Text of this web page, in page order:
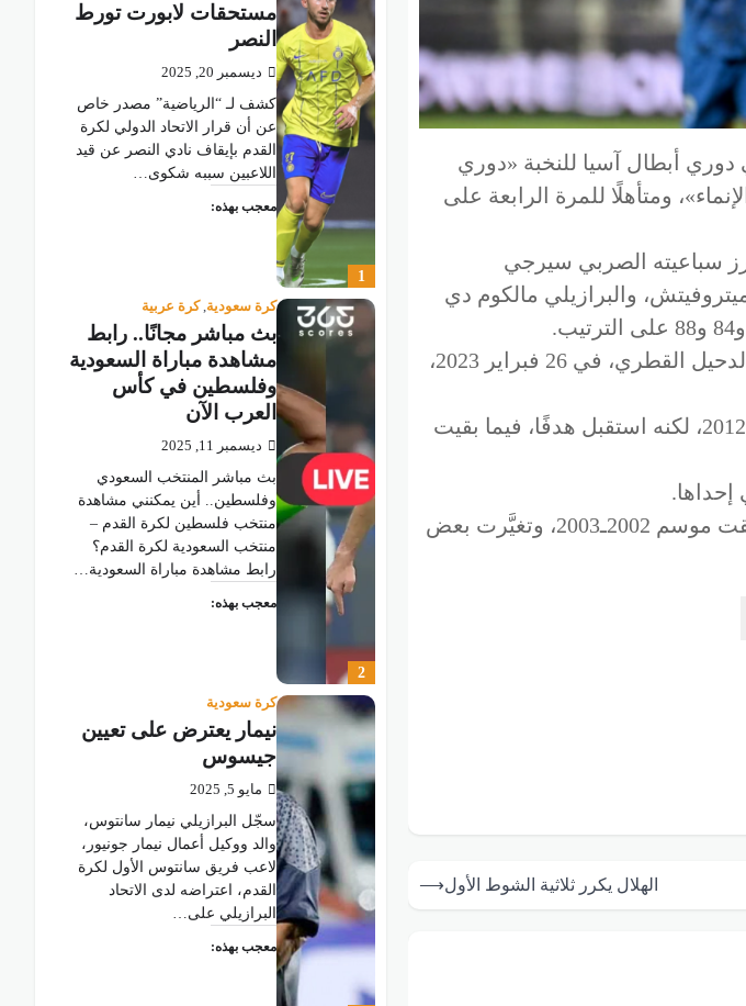
دوري أبطال آسيا للنخبة «دوري
سي الكوري الجنوبي 7ـ0، على ملعب «الإنماء»، ومتأهلًا للمرة الرابعة على
سباعيته الصربي سيرجي
والبرازيلي مالكوم دي
وطابقَ الفريق فوزَه الأكبر على صعيد البطولة، الذي حقَّقه بالنتيجة ذاتها على الدحيل القطري، في 26 فبراير 2023،
واكتسح «الأزرق» بني ياس الإماراتي بسبعة أهدافٍ لحساب ثُمن نهائي نسخة 2012، لكنه استقبل هدفًا، فيما بقيت
إحداها.
وبدءًا من الموسم الجاري، أضيف وصف «النخبة» إلى اسم البطولة، التي انطلقت موسم 2002ـ2003، وتغيَّرت بعض
الهلال يكرر ثلاثية الشوط الأول⟶
1
مستحقات لابورت تورط
النصر
ديسمبر 20, 2025
كشف لـ “الرياضية” مصدر خاص
عن أن قرار الاتحاد الدولي لكرة
القدم بإيقاف نادي النصر عن قيد
اللاعبين سببه شكوى…
معجب بهذه:
2
كرة سعودية,كرة عربية
بث مباشر مجانًا.. رابط
مشاهدة مباراة السعودية
وفلسطين في كأس
العرب الآن
ديسمبر 11, 2025
بث مباشر المنتخب السعودي
وفلسطين.. أين يمكنني مشاهدة
‎‎منتخب فلسطين لكرة القدم –
منتخب السعودية لكرة القدم؟
رابط مشاهدة مباراة السعودية…
معجب بهذه:
كرة سعودية
نيمار يعترض على تعيين
جيسوس
مايو 5, 2025
سجّل البرازيلي نيمار سانتوس،
والد ووكيل أعمال نيمار جونيور،
لاعب فريق سانتوس الأول لكرة
القدم، اعتراضه لدى الاتحاد
البرازيلي على…
معجب بهذه: